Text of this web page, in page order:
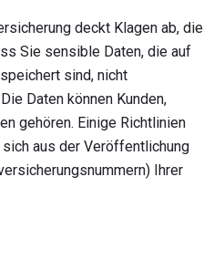
deckt Klagen ab, die
Sie sensible Daten, die auf
sind, nicht
Daten können Kunden,
gehören. Einige Richtlinien
aus der Veröffentlichung
Ihrer